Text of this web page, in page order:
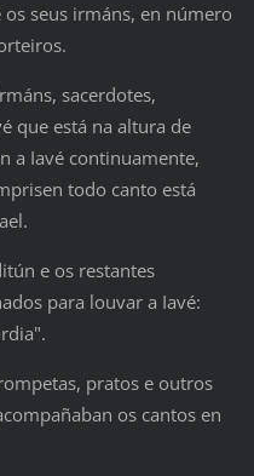
seus irmáns, en número
sacerdotes,
que está na altura de
a Iavé continuamente,
todo canto está
e os restantes
para louvar a Iavé:
pratos e outros
os cantos en